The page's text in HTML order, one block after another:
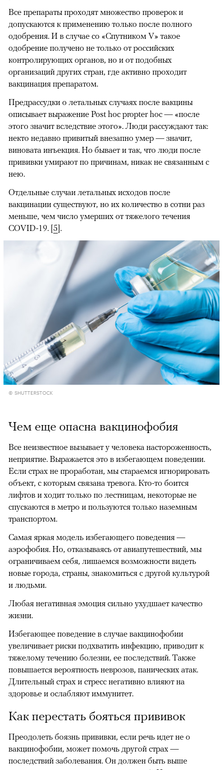
Все препараты проходят множество проверок и
допускаются к применению только после полного
одобрения. И в случае со «Спутником V» такое
одобрение получено не только от российских
контролирующих органов, но и от подобных
организаций других стран, где активно проходит
вакцинация препаратом.
Предрассудки о летальных случаях после вакцины
описывает выражение Post hoc propter hoc — «после
этого значит вследствие этого». Люди рассуждают так:
некто недавно привитый внезапно умер — значит,
виновата инъекция. Но бывает и так, что люди после
прививки умирают по причинам, никак не связанным с
нею.
Отдельные случаи летальных исходов после
вакцинации существуют, но их количество в сотни раз
меньше, чем число умерших от тяжелого течения
COVID-19. [5].
© SHUTTERSTOCK
Чем еще опасна вакцинофобия
Все неизвестное вызывает у человека настороженность,
неприятие. Выражается это в избегающем поведении.
Если страх не проработан, мы стараемся игнорировать
объект, с которым связана тревога. Кто-то боится
лифтов и ходит только по лестницам, некоторые не
спускаются в метро и пользуются только наземным
транспортом.
Самая яркая модель избегающего поведения —
аэрофобия. Но, отказываясь от авиапутешествий, мы
ограничиваем себя, лишаемся возможности видеть
новые города, страны, знакомиться с другой культурой
и людьми.
Любая негативная эмоция сильно ухудшает качество
жизни.
Избегающее поведение в случае вакцинофобии
увеличивает риски подхватить инфекцию, приводит к
тяжелому течению болезни, ее последствий. Также
повышается вероятность неврозов, панических атак.
Длительный страх и стресс негативно влияют на
здоровье и ослабляют иммунитет.
Как перестать бояться прививок
Преодолеть боязнь прививки, если речь идет не о
вакцинофобии, может помочь другой страх —
последствий заболевания. Он должен быть выше